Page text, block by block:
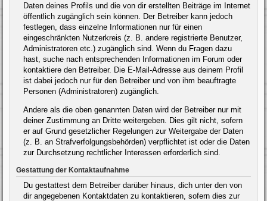
Daten deines Profils und die von dir erstellten Beiträge im Internet
öffentlich zugänglich sein können. Der Betreiber kann jedoch
festlegen, dass einzelne Informationen nur für einen
eingeschränkten Nutzerkreis (z. B. andere registrierte Benutzer,
Administratoren etc.) zugänglich sind. Wenn du Fragen dazu
hast, suche nach entsprechenden Informationen im Forum oder
kontaktiere den Betreiber. Die E-Mail-Adresse aus deinem Profil
ist dabei jedoch nur für den Betreiber und von ihm beauftragte
Personen (Administratoren) zugänglich.
Andere als die oben genannten Daten wird der Betreiber nur mit
deiner Zustimmung an Dritte weitergeben. Dies gilt nicht, sofern
er auf Grund gesetzlicher Regelungen zur Weitergabe der Daten
(z. B. an Strafverfolgungsbehörden) verpflichtet ist oder die Daten
zur Durchsetzung rechtlicher Interessen erforderlich sind.
Gestattung der Kontaktaufnahme
Du gestattest dem Betreiber darüber hinaus, dich unter den von
dir angegebenen Kontaktdaten zu kontaktieren, sofern dies zur